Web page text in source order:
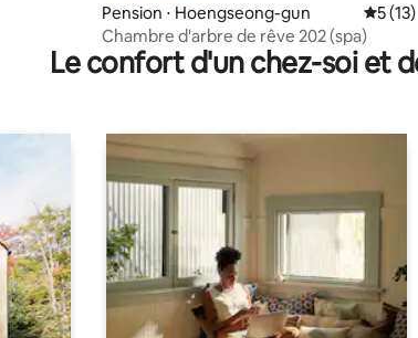
Pension ⋅ Hoengseong-gun
5 (13)
Chambre d'arbre de rêve 202 (spa)
Le confort d'un chez-soi et